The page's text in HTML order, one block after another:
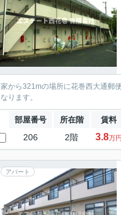
家から321mの場所に花巻西大通郵
なります。
部屋番号 所在階 賃料
206 2階 3.8万円
アパート